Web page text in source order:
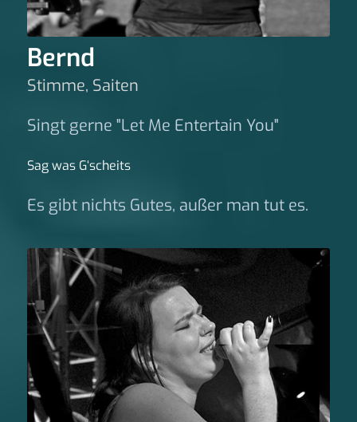
Bernd
Stimme, Saiten
Singt gerne "Let Me Entertain You"
Sag was G‘scheits
Es gibt nichts Gutes, außer man tut es.